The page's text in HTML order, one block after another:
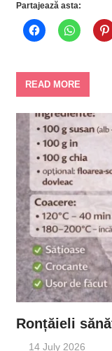
Partajează asta:
READ MORE
Ronțăieli
14 July 2026